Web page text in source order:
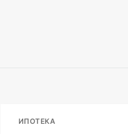
ИПОТЕКА